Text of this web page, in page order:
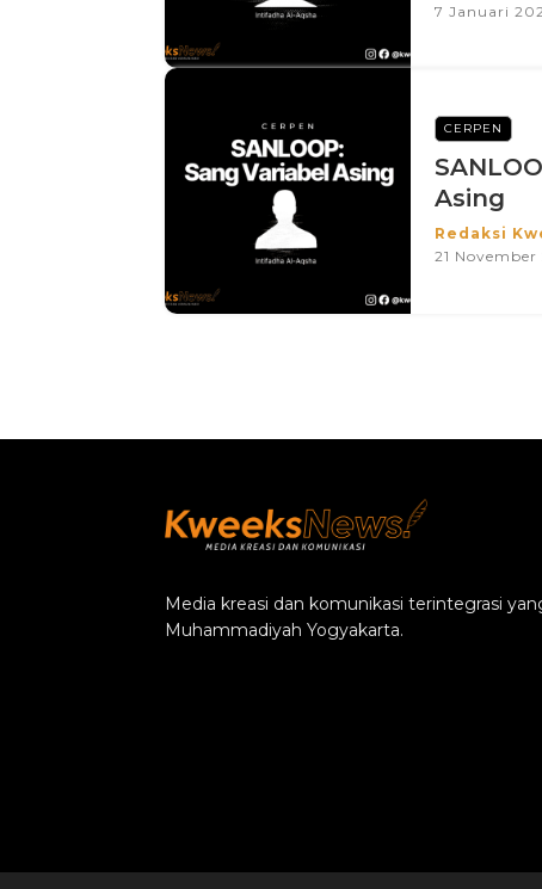
7 Januari
CERPEN
Asing
Redaksi
21 November
Media kreasi dan komunikasi terintegrasi
Muhammadiyah Yogyakarta.